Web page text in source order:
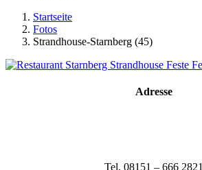
Startseite
Fotos
Strandhouse-Starnberg (45)
Adresse
Tel. 08151 – 666 2821